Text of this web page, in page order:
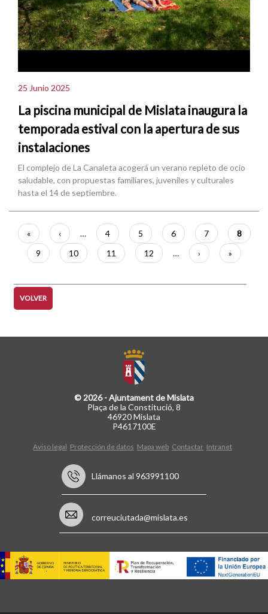
25 Junio 2025
La piscina municipal de Mislata inaugura la
temporada estival con la apertura de sus
instalaciones
El complejo de La Canaleta acogerá un verano repleto de ocio
saludable, con propuestas familiares, juveniles y culturales
hasta el 14 de septiembre.
Paginación
Primera
página
«
Página
anterior
‹ … Página
4 Página
5 Página
6 Página
7
Página
actual
8
Página
9 Página
10 Página
11 Página
12 …
Siguiente
página
›
Última
página
»
VOLVER
© 2026 - Ajuntament de Mislata
Plaça de la Constitució, 8
46920 Mislata
P4617100E
Aviso legal Protección de datos Mapa web Contactar Intranet
Llámanos al 963991100
correuciutada@mislata.es